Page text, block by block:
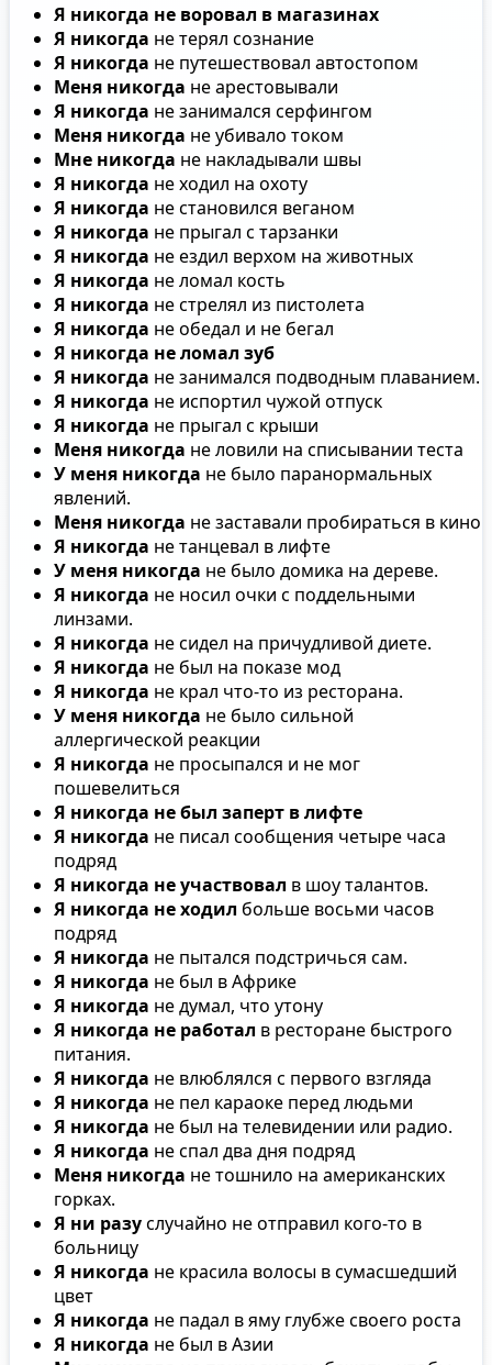
Я никогда не воровал в магазинах
Я никогда не терял сознание
Я никогда не путешествовал автостопом
Меня никогда не арестовывали
Я никогда не занимался серфингом
Меня никогда не убивало током
Мне никогда не накладывали швы
Я никогда не ходил на охоту
Я никогда не становился веганом
Я никогда не прыгал с тарзанки
Я никогда не ездил верхом на животных
Я никогда не ломал кость
Я никогда не стрелял из пистолета
Я никогда не обедал и не бегал
Я никогда не ломал зуб
Я никогда не занимался подводным плаванием.
Я никогда не испортил чужой отпуск
Я никогда не прыгал с крыши
Меня никогда не ловили на списывании теста
У меня никогда не было паранормальных
явлений.
Меня никогда не заставали пробираться в кино
Я никогда не танцевал в лифте
У меня никогда не было домика на дереве.
Я никогда не носил очки с поддельными
линзами.
Я никогда не сидел на причудливой диете.
Я никогда не был на показе мод
Я никогда не крал что-то из ресторана.
У меня никогда не было сильной
аллергической реакции
Я никогда не просыпался и не мог
пошевелиться
Я никогда не был заперт в лифте
Я никогда не писал сообщения четыре часа
подряд
Я никогда не участвовал в шоу талантов.
Я никогда не ходил больше восьми часов
подряд
Я никогда не пытался подстричься сам.
Я никогда не был в Африке
Я никогда не думал, что утону
Я никогда не работал в ресторане быстрого
питания.
Я никогда не влюблялся с первого взгляда
Я никогда не пел караоке перед людьми
Я никогда не был на телевидении или радио.
Я никогда не спал два дня подряд
Меня никогда не тошнило на американских
горках.
Я ни разуслучайно не отправил кого-то в
больницу
Я никогда не красила волосы в сумасшедший
цвет
Я никогда не падал в яму глубже своего роста
Я никогда не был в Азии